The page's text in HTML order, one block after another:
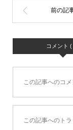
コメント (
この記事へのコ
この記事へのト